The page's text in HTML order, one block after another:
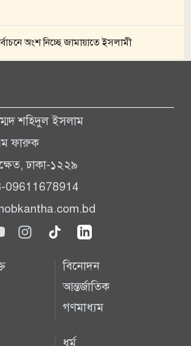
অংশ নিচ্ছে জামায়াতে ইসলামী
শহিদুল ইসলাম
ফারুক
ঢাকা-১২২৯
09611678914
বিনোদন
আন্তর্জাতিক
গণমাধ্যম
ধর্ম